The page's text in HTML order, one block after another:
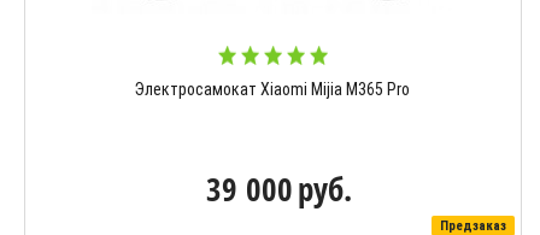
Электросамокат Xiaomi Mijia M365 Pro
39 000руб.
Предзаказ